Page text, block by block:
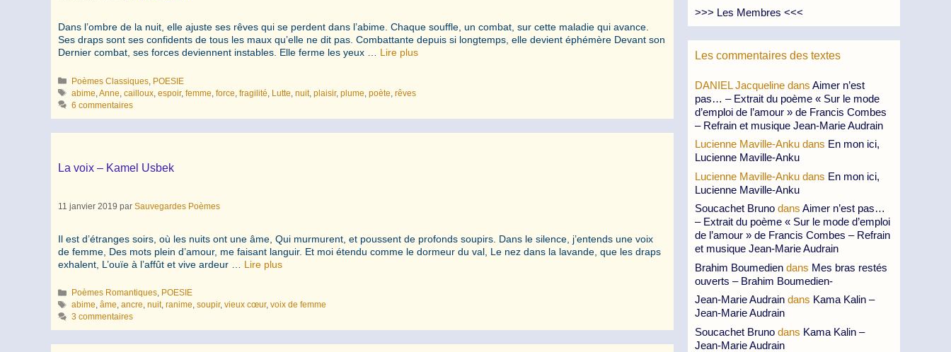
Dans l’ombre de la nuit, elle ajuste ses rêves qui se perdent dans l’abime. Chaque souffle, un combat, sur cette maladie qui avance.
Ses draps sont ses confidents de tous les maux qu’elle ne dit pas. Combattante depuis si longtemps, elle devient éphémère Devant son
Dernier combat, ses forces deviennent instables. Elle ferme les yeux … Lire plus
Catégories
Poèmes Classiques POESIE
Étiquettes
abime ,Anne ,cailloux ,espoir,femme ,force ,fragilité Lutte ,nuit,plaisir,plume ,poète ,rêves
6 commentaires
La voix – Kamel Usbek
11 janvier 2019 par Sauvegardes Poèmes
Il est d’étranges soirs, où les nuits ont une âme, Qui murmurent, et poussent de profonds soupirs. Dans le silence, j’entends une voix
de femme, Des mots plein d’amour, me faisant languir. Et moi étendu comme le dormeur du val, Le nez dans la lavande, que les draps
exhalent, L’ouïe à l’affût et vive ardeur … Lire plus
Catégories
Poèmes Romantiques, POESIE
Étiquettes
abime,âme,ancre,nuit,ranime,soupir,vieux cœur,voix de femme
3 commentaires
>>> Les Membres <<<
Les commentaires des textes
DANIEL Jacqueline dans Aimer n’est
pas… – Extrait du poème « Sur le mode
d’emploi de l’amour » de Francis Combes
– Refrain et musique Jean-Marie Audrain
Lucienne Maville-Anku dans En mon ici,
Lucienne Maville-Anku
Lucienne Maville-Anku dans En mon ici,
Lucienne Maville-Anku
Soucachet Bruno dans Aimer n’est pas…
– Extrait du poème « Sur le mode d’emploi
de l’amour » de Francis Combes – Refrain
et musique Jean-Marie Audrain
Brahim Boumedien dans Mes bras restés
ouverts – Brahim Boumedien-
Jean-Marie Audrain dans Kama Kalin –
Jean-Marie Audrain
Soucachet Bruno dans Kama Kalin –
Jean-Marie Audrain